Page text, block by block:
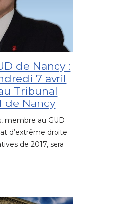
de Nancy :
7 avril
Tribunal
de Nancy
membre au GUD
d’extrême droite
de 2017, sera